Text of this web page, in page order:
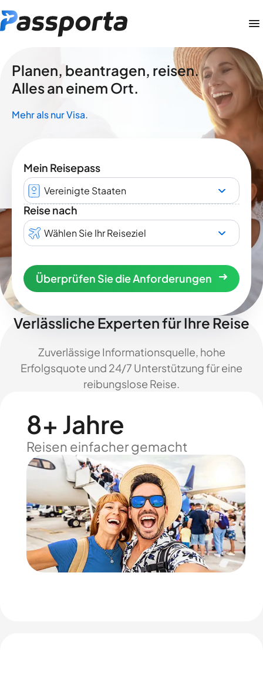
Planen, beantragen, reisen.
Alles an einem Ort.
Mehr als nur Visa.
Mein Reisepass
Vereinigte Staaten
Reise nach
Wählen Sie Ihr Reiseziel
Überprüfen Sie die Anforderungen
Verlässliche Experten für Ihre Reise
Zuverlässige Informationsquelle, hohe
Erfolgsquote und 24/7 Unterstützung für eine
reibungslose Reise.
8+ Jahre
Reisen einfacher gemacht